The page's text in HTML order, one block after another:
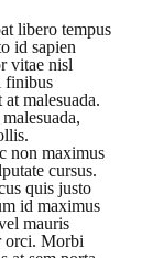
libero tempus
id sapien
vitae nisl
finibus
malesuada.
non maximus
cursus.
quis justo
id maximus
mauris
orci. Morbi